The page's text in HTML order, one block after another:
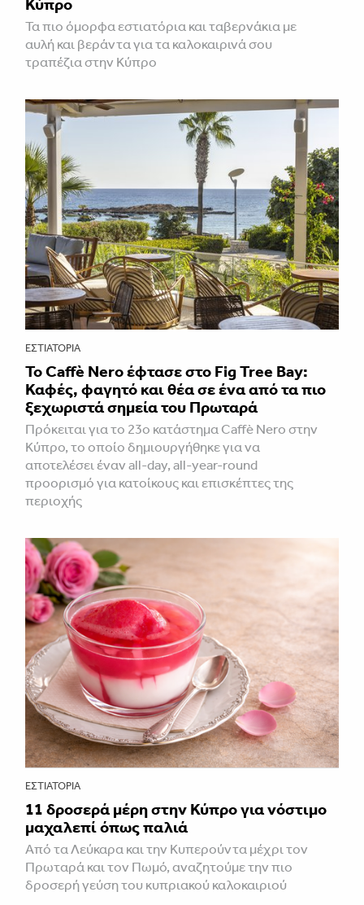
Τα πιο όμορφα εστιατόρια και ταβερνάκια με
αυλή και βεράντα για τα καλοκαιρινά σου
τραπέζια στην Κύπρο
ΕΣΤΙΑΤΌΡΙΑ
Το Caffè Nero έφτασε στο Fig Tree Bay:
Καφές, φαγητό και θέα σε ένα από τα πιο
ξεχωριστά σημεία του Πρωταρά
Πρόκειται για το 23ο κατάστημα Caffè Nero στην
Κύπρο, το οποίο δημιουργήθηκε για να
αποτελέσει έναν all-day, all-year-round
προορισμό για κατοίκους και επισκέπτες της
περιοχής
ΕΣΤΙΑΤΌΡΙΑ
11 δροσερά μέρη στην Κύπρο για νόστιμο
μαχαλεπί όπως παλιά
Από τα Λεύκαρα και την Κυπερούντα μέχρι τον
Πρωταρά και τον Πωμό, αναζητούμε την πιο
δροσερή γεύση του κυπριακού καλοκαιριού